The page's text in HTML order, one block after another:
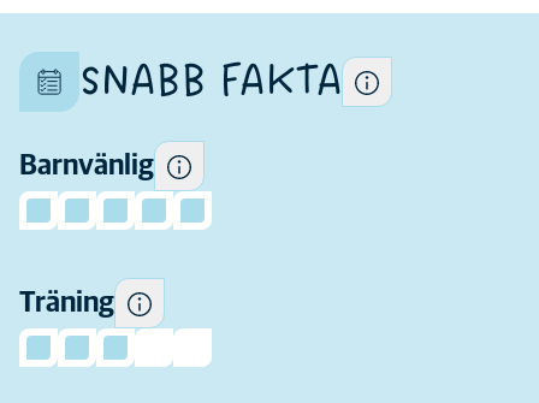
SNABB FAKTA
Barnvänlig
Träning
mot barns beteende än
rasen behöver på en daglig
basis.
Hur mycket tidigare
erfarenhet som hundägare
överväger att skaffa denna
ras.